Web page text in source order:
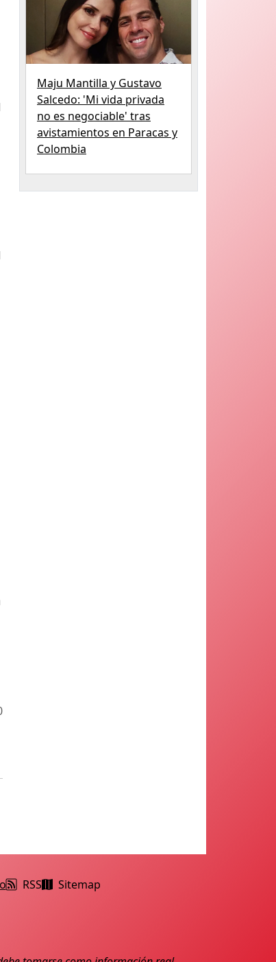
Maju Mantilla y Gustavo
Salcedo: 'Mi vida privada
no es negociable' tras
avistamientos en Paracas y
Colombia
RSS Sitemap